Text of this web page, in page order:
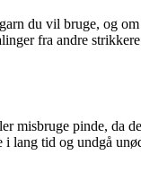
du vil bruge, og
fra andre
misbruge pinde, da
lang tid og undgå